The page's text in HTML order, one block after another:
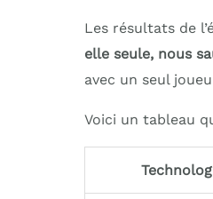
Les résultats de
elle seule, nous
avec un seul
Voici un tableau